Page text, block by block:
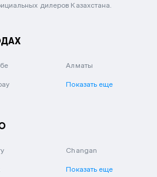
дилеров Казахстана.
Алматы
Показать еще
Changan
Показать еще